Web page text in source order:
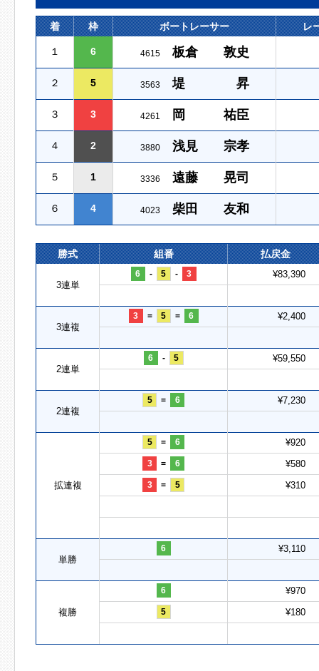
着 枠 ボートレーサー レ
１ 6 4615 板倉 敦史
２ 5 3563 堤 昇
３ 3 4261 岡 祐臣
４ 2 3880 浅見 宗孝
５ 1 3336 遠藤 晃司
６ 4 4023 柴田 友和
勝式 組番 払戻金
3連単
6 - 5 - 3 ¥83,390
3連複
3 = 5 = 6 ¥2,400
2連単
6 - 5 ¥59,550
2連複
5 = 6 ¥7,230
拡連複
5 = 6 ¥920
3 = 6 ¥580
3 = 5 ¥310
単勝
6 ¥3,110
複勝
6 ¥970
5 ¥180